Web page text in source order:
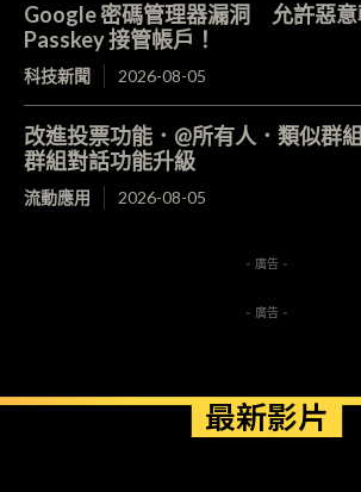
Google 密碼管理器漏洞 允許惡意
Passkey 接管帳戶！
科技新聞 2026-08-05
改進投票功能．@所有人．類似
群組對話功能升級
流動應用 2026-08-05
- 廣告 -
- 廣告 -
最新影片